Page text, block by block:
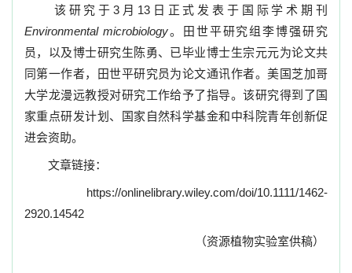
该研究于3 月 13日正式发表于国际学术期刊
Environmental microbiology。田世平研究组李博强研究
员，以及博士研究生陈勇、已毕业博士生宗元元为论文共
同第一作者，田世平研究员为论文通讯作者。美国芝加哥
大学龙漫远教授对研究工作给予了指导。该研究得到了国
家重点研发计划、国家自然科学基金和中科院青年创新促
进会资助。
文章链接：
https://onlinelibrary.wiley.com/doi/10.1111/1462-
2920.14542
（资源植物实验室供稿）